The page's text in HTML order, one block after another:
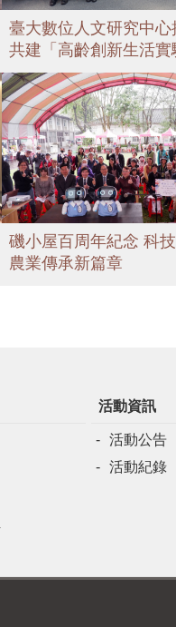
臺大數位人文研究中心
共建「高齡創新生活實
磯小屋百周年紀念 科
農業傳承新篇章
活動資訊
活動公告
活動紀錄